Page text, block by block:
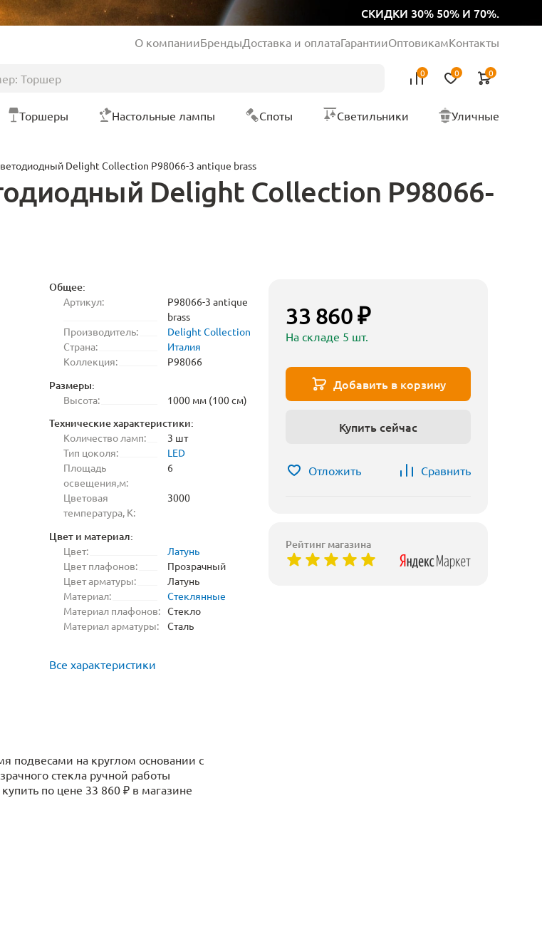
СКИДКИ 30% 50% И 70%.
О компанииБрендыДоставка и оплатаГарантииОптовикамКонтакты
0 0 0
Торшеры Настольные лампы Споты Светильники Уличные
Delight Collection P98066-3 antique brass
Delight Collection P98066-
Общее:
Артикул:
P98066-3 antique
brass
Производитель:
Delight Collection
Страна:
Италия
Коллекция:
P98066
Размеры:
Высота: 1000 мм (100 см)
Технические характеристики:
Количество ламп:
3 шт
Тип цоколя:
LED
Площадь
освещения,м:
6
Цветовая
температура, K:
3000
Цвет и материал:
Цвет:
Латунь
Цвет плафонов:
Прозрачный
Цвет арматуры:
Латунь
Материал:
Стеклянные
Материал плафонов: Стекло
Материал арматуры:
Сталь
Все характеристики
подвесами на круглом основании с
стекла ручной работы
по цене 33 860 ₽ в магазине
33 860 ₽
На складе 5 шт.
Добавить в корзину
Купить сейчас
Отложить Сравнить
Рейтинг магазина